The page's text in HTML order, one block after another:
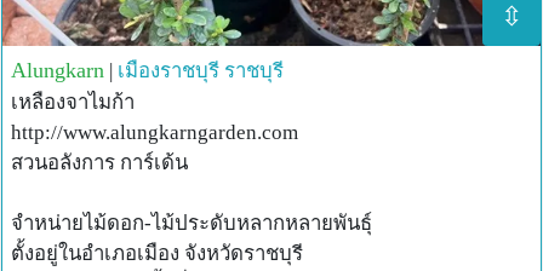
⇳
Alungkarn เมืองราชบุรี ราชบุรี
เหลืองจาไมก้า
http://www.alungkarngarden.com
สวนอลังการ การ์เด้น
จำหน่ายไม้ดอก-ไม้ประดับหลากหลายพันธุ์
ตั้งอยู่ในอำเภอเมือง จังหวัดราชบุรี